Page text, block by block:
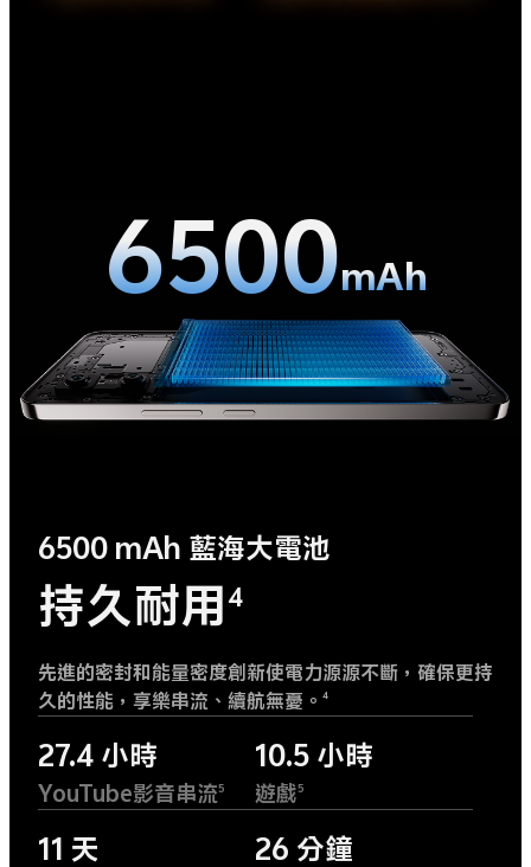
6500mAh
6500 mAh 藍海大電池
持久耐用 4
先進的密封和能量密度創新使電力源源不斷，確保更持
久的性能，享樂串流、續航無憂。 4
27.4 小時
YouTube影音串流5
10.5 小時
遊戲5
11 天 26 分鐘